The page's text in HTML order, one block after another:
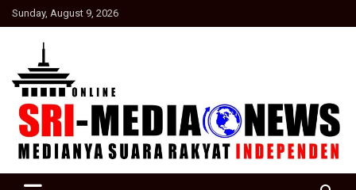
Skip
to
Sunday, August 9, 2026
SRI Media news